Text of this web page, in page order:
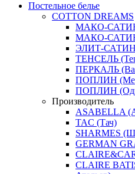
Постельное белье
COTTON DREAMS
МАКО-САТИН
МАКО-САТИН
ЭЛИТ-САТИН
ТЕНСЕЛЬ
ПЕРКАЛЬ
ПОПЛИН
ПОПЛИН
Производитель
ASABELLA
TAC (Тач)
SHARMES
GERMAN
CLAIRE